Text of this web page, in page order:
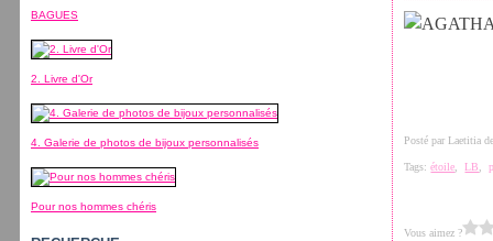
BAGUES
2. Livre d'Or
4. Galerie de photos de bijoux personnalisés
Pour nos hommes chéris
Posté par Laetitia
Tags:étoile ,LB ,
Vous aimez ?